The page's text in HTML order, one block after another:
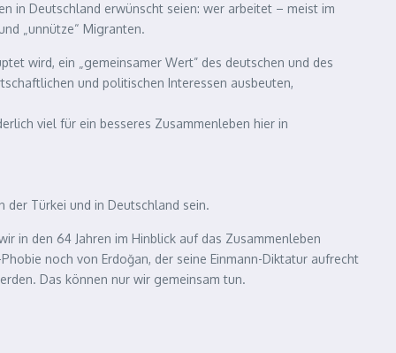
in Deutschland erwünscht seien: wer arbeitet – meist im
„unnütze“ Migranten.
wird, ein „gemeinsamer Wert” des deutschen und des
und politischen Interessen ausbeuten,
viel für ein besseres Zusammenleben hier in
der Türkei und in Deutschland sein.
in den 64 Jahren im Hinblick auf das Zusammenleben
noch von Erdoğan, der seine Einmann-Diktatur aufrecht
Das können nur wir gemeinsam tun.